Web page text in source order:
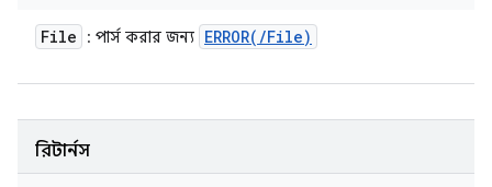
File : পার্স করার জন্য ERROR( /File)
রিটার্নস